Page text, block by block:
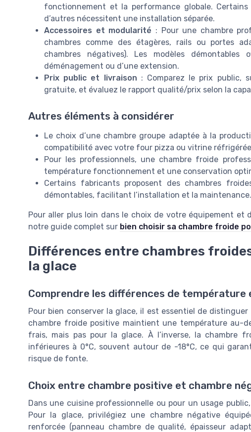
fonctionnement et la performance globale.
d’autres nécessitent une installation séparée.
Accessoires et modularité : Pour une chambre
chambres comme des étagères, rails ou portes
chambres négatives). Les modèles
déménagement ou d’une extension.
Prix public et livraison : Comparez le prix public,
gratuite, et évaluez le rapport qualité/prix selon la
Autres éléments à considérer
Le choix d’une chambre groupe adaptée à la
compatibilité avec votre four pizza ou vitrine
Pour les professionnels, une chambre froide
température fonctionnement et une conservation
Certains fabricants proposent des chambres
démontables, facilitant l’installation et la maintenance.
Pour aller plus loin dans le choix de votre équipement et
notre guide complet sur bien choisir sa chambre froide
Différences entre chambres
la glace
Comprendre les différences de température
Pour bien conserver la glace, il est essentiel de
chambre froide positive maintient une température au-
frais, mais pas pour la glace. À l’inverse, la chambre
inférieures à 0°C, souvent autour de -18°C, ce qui
risque de fonte.
Choix entre chambre positive et chambre
Dans une cuisine professionnelle ou pour un usage
Pour la glace, privilégiez une chambre négative
renforcée (panneau chambre de qualité, épaisseur